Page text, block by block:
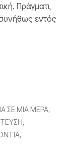
Πράγματι,
εντός
ΣΕ ΜΙΑ ΜΕΡΑ